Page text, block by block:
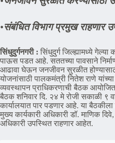
•संबंधित विभाग प्रमुख राहणार
सिंधुदुर्गनगरी : सिंधुदुर्ग जिल्ह्यामध्ये गेल्या
पाऊस पडत आहे. सततच्या पावसाने
आढावा घेऊन जनजीवन सुरळीत
योजनांसाठी पालकमंत्री नितेश राणे
व्यवस्थापन प्राधिकरणाची बैठक
बैठक शनिवार दि. २४ मे रोजी सकाळी ९
कार्यालयात पार पडणार आहे. या बैठकीला
मुख्य कार्यकारी अधिकारी डॉ. माणिक
अधिकारी उपस्थित राहणार आहेत.